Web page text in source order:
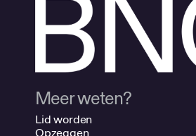
Meer weten?
Lid worden
Opzeggen